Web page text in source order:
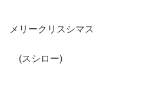
メリークリスシマス
(スシロー)